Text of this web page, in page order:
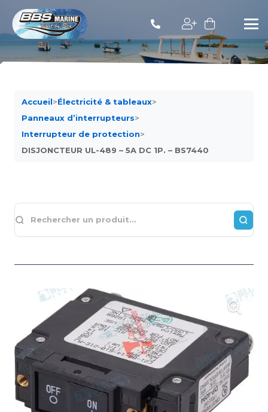
Accueil>Électricité & tableaux>
Panneaux d’interrupteurs>
Interrupteur de protection>
DISJONCTEUR UL-489 – 5A DC 1P. – BS7440